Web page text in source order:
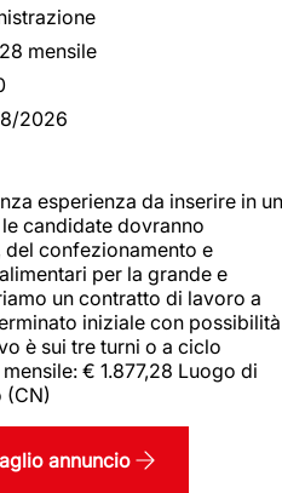
mensile
2026
esperienza da inserire in un
candidate dovranno
confezionamento e
per la grande e
un contratto di lavoro a
iniziale con possibilità
è sui tre turni o a ciclo
€ 1.877,28 Luogo di
(CN)
annuncio